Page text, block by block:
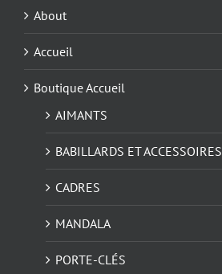
About
Accueil
Boutique Accueil
AIMANTS
BABILLARDS ET ACCESSOIRES
CADRES
MANDALA
PORTE-CLÉS